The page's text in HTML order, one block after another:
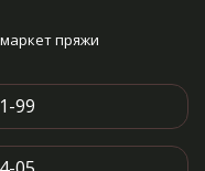
пряжи
99